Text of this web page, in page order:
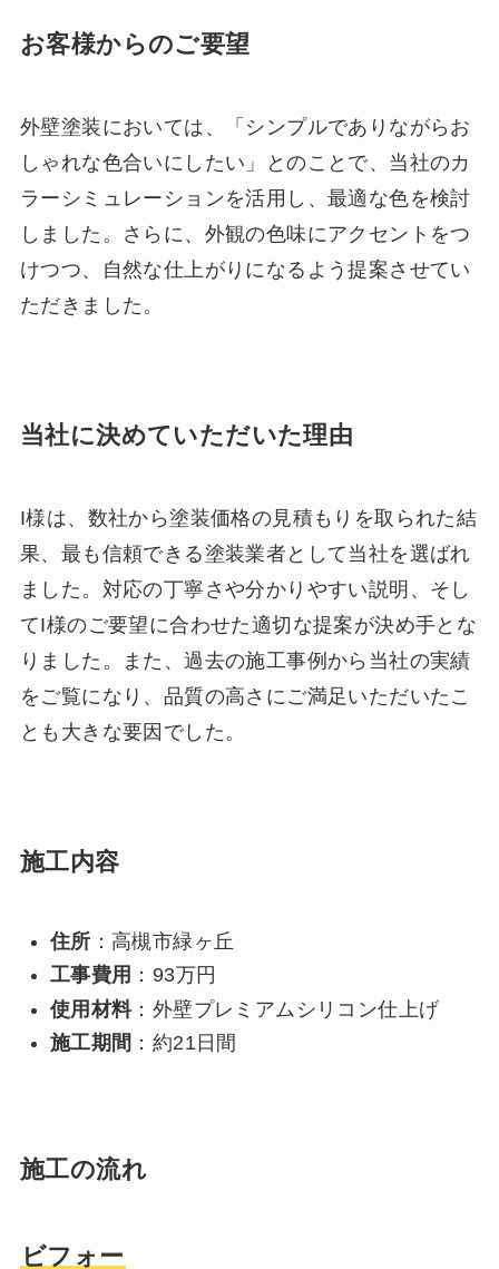
お客様からのご要望
外壁塗装においては、「シンプルでありながらお
しゃれな色合いにしたい」とのことで、当社のカ
ラーシミュレーションを活用し、最適な色を検討
しました。さらに、外観の色味にアクセントをつ
けつつ、自然な仕上がりになるよう提案させてい
ただきました。
当社に決めていただいた理由
I様は、数社から塗装価格の見積もりを取られた結
果、最も信頼できる塗装業者として当社を選ばれ
ました。対応の丁寧さや分かりやすい説明、そし
てI様のご要望に合わせた適切な提案が決め手とな
りました。また、過去の施工事例から当社の実績
をご覧になり、品質の高さにご満足いただいたこ
とも大きな要因でした。
施工内容
住所 ：高槻市緑ヶ丘
工事費用 ：93万円
使用材料：外壁プレミアムシリコン仕上げ
施工期間 ：約21日間
施工の流れ
ビフォー